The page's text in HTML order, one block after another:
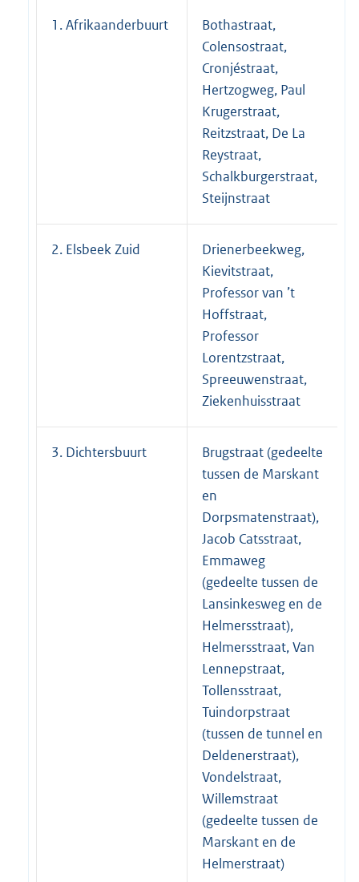
1. Afrikaanderbuurt
Bothastraat,
Colensostraat,
Cronjéstraat,
Hertzogweg, Paul
Krugerstraat,
Reitzstraat, De La
Reystraat,
Schalkburgerstraat,
Steijnstraat
2. Elsbeek Zuid
Drienerbeekweg,
Kievitstraat,
Professor van ’t
Hoffstraat,
Professor
Lorentzstraat,
Spreeuwenstraat,
Ziekenhuisstraat
3. Dichtersbuurt
Brugstraat (gedeelte
tussen de Marskant
en
Dorpsmatenstraat),
Jacob Catsstraat,
Emmaweg
(gedeelte tussen de
Lansinkesweg en de
Helmersstraat),
Helmersstraat, Van
Lennepstraat,
Tollensstraat,
Tuindorpstraat
(tussen de tunnel en
Deldenerstraat),
Vondelstraat,
Willemstraat
(gedeelte tussen de
Marskant en de
Helmerstraat)